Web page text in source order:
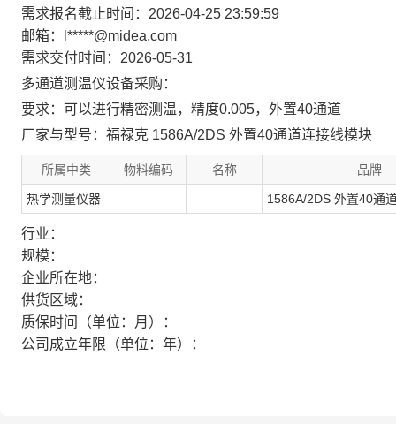
需求报名截止时间：2026-04-25 23:59:59
邮箱：l*****@midea.com
需求交付时间：2026-05-31
多通道测温仪设备采购：
要求： 可以进行精密测温，精度0.005，外置40通道
厂家与型号： 福禄克 1586A/2DS 外置40通道连接线模块
所属中类 物料编码 名称 品牌
热学测量仪器 1586A/2DS 外置40通
行业：
规模：
企业所在地：
供货区域：
质保时间（单位：月）：
公司成立年限（单位：年）：